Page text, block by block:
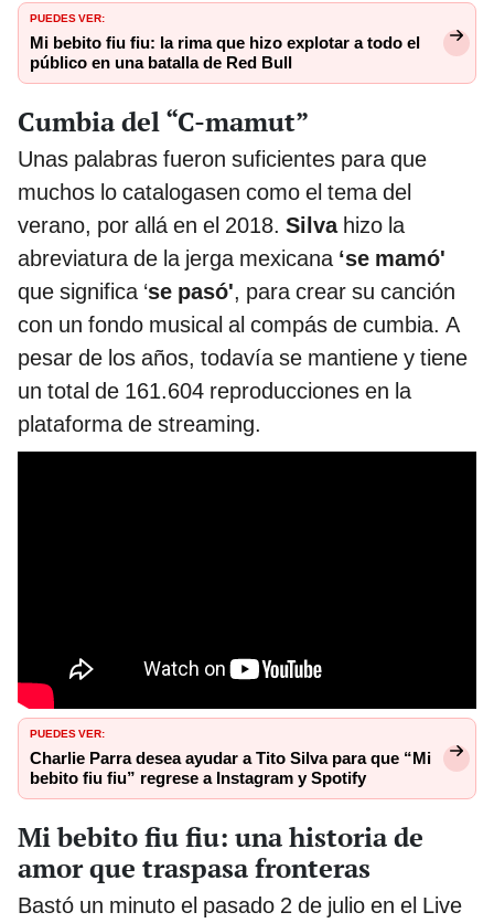
PUEDES VER:
Mi bebito fiu fiu: la rima que hizo explotar a todo el
público en una batalla de Red Bull
Cumbia del “C-mamut”
Unas palabras fueron suficientes para que
muchos lo catalogasen como el tema del
verano, por allá en el 2018. Silva hizo la
abreviatura de la jerga mexicana‘se mamó'
que significa ‘se pasó', para crear su canción
con un fondo musical al compás de cumbia. A
pesar de los años, todavía se mantiene y tiene
un total de 161.604 reproducciones en la
plataforma de streaming.
PUEDES VER:
Charlie Parra desea ayudar a Tito Silva para que “Mi
bebito fiu fiu” regrese a Instagram y Spotify
Mi bebito fiu fiu: una historia de
amor que traspasa fronteras
Bastó un minuto el pasado 2 de julio en el Live